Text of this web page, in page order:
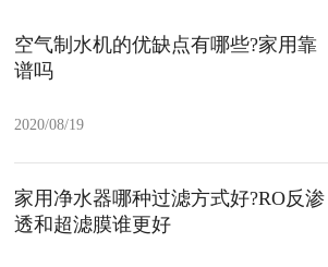
空气制水机的优缺点有哪些?家用靠
谱吗
2020/08/19
家用净水器哪种过滤方式好?RO反渗
透和超滤膜谁更好